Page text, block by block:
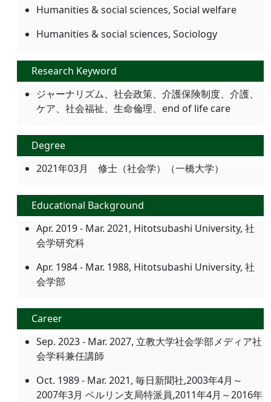
Humanities & social sciences, Social welfare
Humanities & social sciences, Sociology
Research Keyword
ジャーナリズム、社会政策、介護保険制度、介護、
ケア、社会福祉、生命倫理、end of life care
Degree
2021年03月 修士（社会学）（一橋大学）
Educational Background
Apr. 2019 - Mar. 2021, Hitotsubashi University, 社
会学研究科
Apr. 1984 - Mar. 1988, Hitotsubashi University, 社
会学部
Career
Sep. 2023 - Mar. 2027, 立教大学社会学部メディア社
会学科兼任講師
Oct. 1989 - Mar. 2021, 毎日新聞社,2003年4月～
2007年3月 ベルリン支局特派員,2011年4月～2016年